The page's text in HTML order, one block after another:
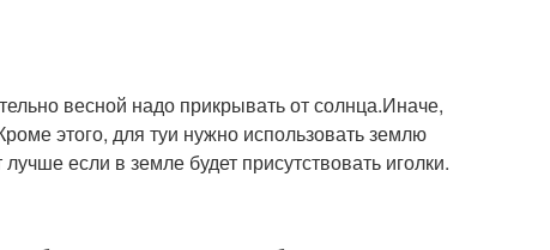
весной надо прикрывать от солнца.Иначе,
этого, для туи нужно использовать землю
если в земле будет присутствовать иголки.